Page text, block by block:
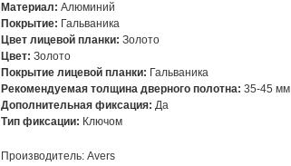
Материал: Алюминий
Покрытие: Гальваника
Цвет лицевой планки: Золото
Цвет: Золото
Покрытие лицевой планки: Гальваника
Рекомендуемая толщина дверного полотна: 35-45 мм
Дополнительная фиксация: Да
Тип фиксации: Ключом
Производитель: Avers